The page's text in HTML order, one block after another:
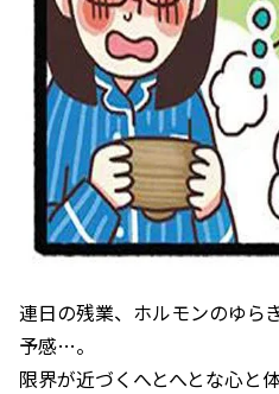
連日の残業、ホルモンのゆら
予感…。
限界が近づくへとへとな心と